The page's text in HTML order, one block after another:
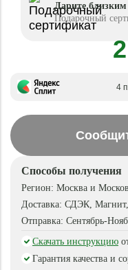
Дарите
Подарочный
4
Способы получения
Регион: Москва и
Доставка: СДЭК, Магнит,
Отправка: Сентябрь-
Скачать инструкцию
Гарантия качества и